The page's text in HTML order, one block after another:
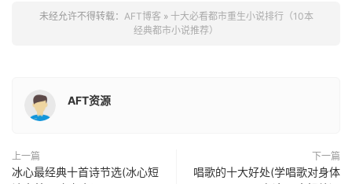
未经允许不得转载： AFT博客 » 十大必看都市重生小说排行（10本
经典都市小说推荐）
AFT资源
上一篇
冰心最经典十首诗节选(冰心短
下一篇
唱歌的十大好处(学唱歌对身体